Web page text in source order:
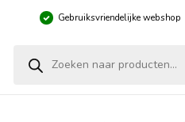
Gebruiksvriendelijke webshop